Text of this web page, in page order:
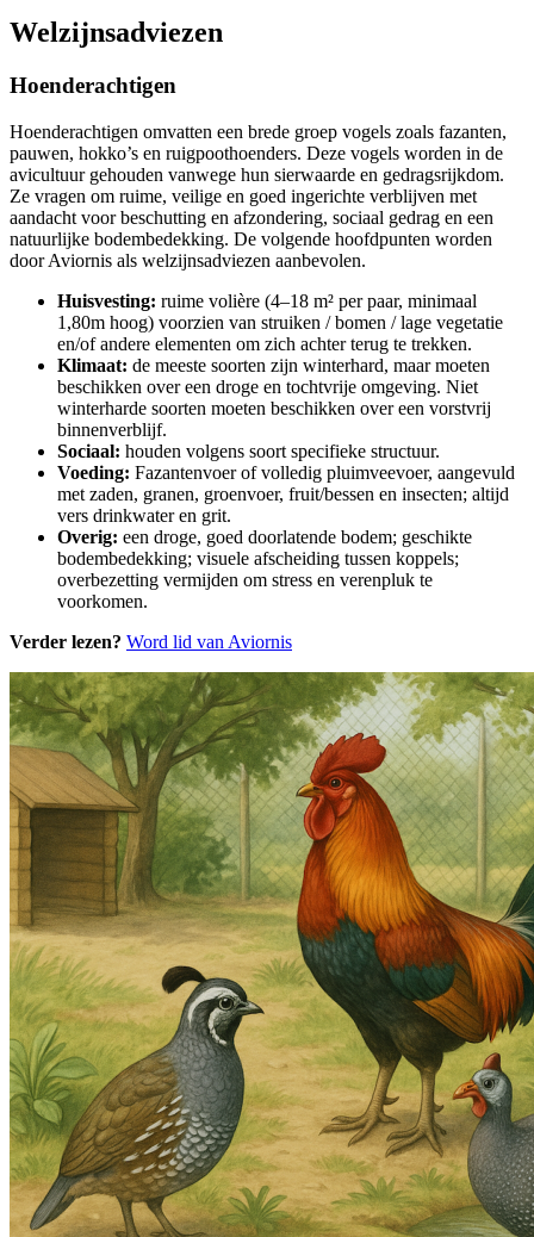
Welzijnsadviezen
Hoenderachtigen
Hoenderachtigen omvatten een brede groep vogels zoals fazanten,
pauwen, hokko’s en ruigpoothoenders. Deze vogels worden in de
avicultuur gehouden vanwege hun sierwaarde en gedragsrijkdom.
Ze vragen om ruime, veilige en goed ingerichte verblijven met
aandacht voor beschutting en afzondering, sociaal gedrag en een
natuurlijke bodembedekking. De volgende hoofdpunten worden
door Aviornis als welzijnsadviezen aanbevolen.
Huisvesting: ruime volière (4–18 m² per paar, minimaal
1,80m hoog) voorzien van struiken / bomen / lage vegetatie
en/of andere elementen om zich achter terug te trekken.
Klimaat: de meeste soorten zijn winterhard, maar moeten
beschikken over een droge en tochtvrije omgeving. Niet
winterharde soorten moeten beschikken over een vorstvrij
binnenverblijf.
Sociaal: houden volgens soort specifieke structuur.
Voeding: Fazantenvoer of volledig pluimveevoer, aangevuld
met zaden, granen, groenvoer, fruit/bessen en insecten; altijd
vers drinkwater en grit.
Overig: een droge, goed doorlatende bodem; geschikte
bodembedekking; visuele afscheiding tussen koppels;
overbezetting vermijden om stress en verenpluk te
voorkomen.
Verder lezen? Word lid van Aviornis